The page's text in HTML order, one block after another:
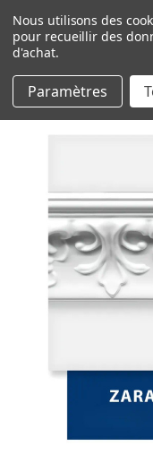
Nous utilisons des
pour recueillir des
d'achat.
Paramètres